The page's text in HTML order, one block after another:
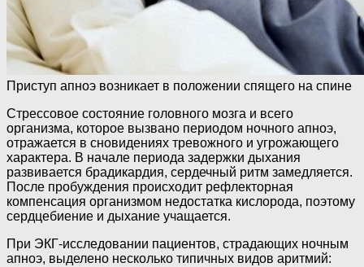
Приступ апноэ возникает в положении спящего на спине
Стрессовое состояние головного мозга и всего
организма, которое вызвано периодом ночного апноэ,
отражается в сновидениях тревожного и угрожающего
характера. В начале периода задержки дыхания
развивается брадикардия, сердечный ритм замедляется.
После пробуждения происходит рефлекторная
компенсация организмом недостатка кислорода, поэтому
сердцебиение и дыхание учащается.
При ЭКГ-исследовании пациентов, страдающих ночным
апноэ, выделено несколько типичных видов аритмий: